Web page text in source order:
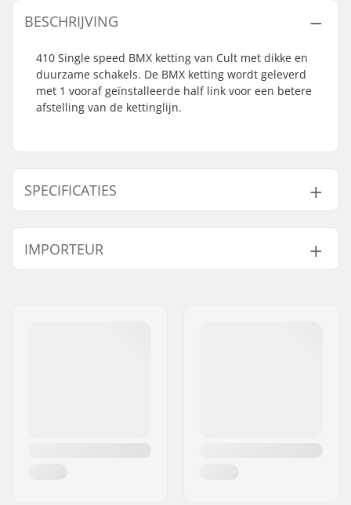
BESCHRIJVING
410 Single speed BMX ketting van Cult met dikke en
duurzame schakels. De BMX ketting wordt geleverd
met 1 vooraf geïnstalleerde half link voor een betere
afstelling van de kettinglijn.
SPECIFICATIES
Ketting type:
Single speed
Aantal
kettingschakels:
IMPORTEUR